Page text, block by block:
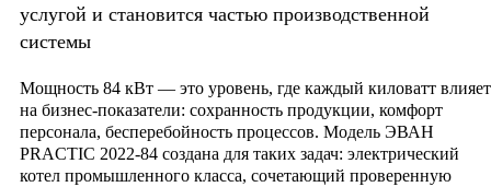
услугой и становится частью производственной
системы
Мощность 84 кВт — это уровень, где каждый киловатт влияет
на бизнес-показатели: сохранность продукции, комфорт
персонала, бесперебойность процессов. Модель ЭВАН
PRACTIC 2022-84 создана для таких задач: электрический
котел промышленного класса, сочетающий проверенную